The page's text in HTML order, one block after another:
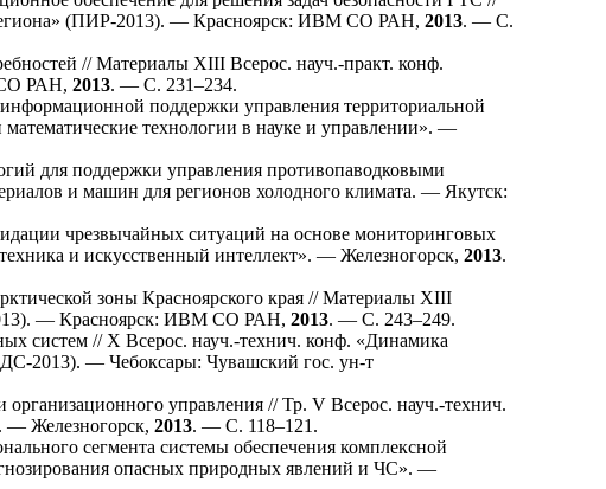
(ПИР-2013). — Красноярск: ИВМ СО РАН, 2013. — С.
// Материалы XIII Всерос. науч.-практ. конф.
РАН, 2013. — С. 231–234.
поддержки управления территориальной
технологии в науке и управлении». —
для поддержки управления противопаводковыми
и машин для регионов холодного климата. — Якутск:
чрезвычайных ситуаций на основе мониторинговых
и искусственный интеллект». — Железногорск, 2013.
зоны Красноярского края // Материалы XIII
— Красноярск: ИВМ СО РАН, 2013. — С. 243–249.
систем // Х Всерос. науч.-технич. конф. «Динамика
2013). — Чебоксары: Чувашский гос. ун-т
управления // Тр. V Всерос. науч.-технич.
— Железногорск, 2013. — С. 118–121 .
сегмента системы обеспечения комплексной
опасных природных явлений и ЧС». —